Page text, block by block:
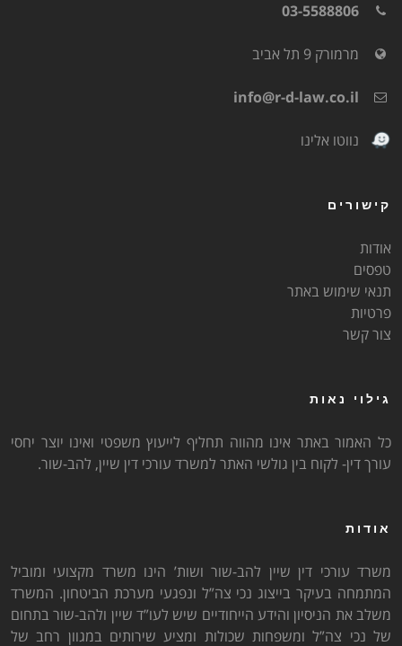
03-5588806
מרמורק 9 תל אביב
info@r-d-law.co.il
נווטו אלינו
קישורים
אודות
טפסים
תנאי שימוש באתר
פרטיות
צור קשר
גילוי נאות
כל האמור באתר אינו מהווה תחליף לייעוץ משפטי ואינו יוצר יחסי
עורך דין- לקוח בין גולשי האתר למשרד עורכי דין שיין, להב-שור.
אודות
משרד עורכי דין שיין להב-שור ושות’ הינו משרד מקצועי ומוביל
המתמחה בעיקר בייצוג נכי צה”ל ונפגעי מערכת הביטחון. המשרד
משלב את הניסיון והידע הייחודיים שיש לעו”ד שיין ולהב-שור בתחום
של נכי צה”ל ומשפחות שכולות ומציע שירותים במגוון רחב של